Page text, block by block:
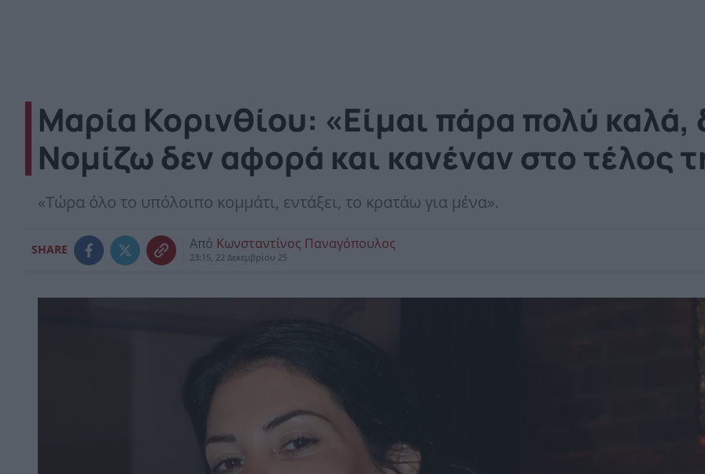
Μαρία Κορινθίου: «Είμαι πάρα πολύ καλά,
Νομίζω δεν αφορά και κανέναν στο τέλος
«Τώρα όλο το υπόλοιπο κομμάτι, εντάξει, το κρατάω για μένα».
SHARE Από Κωνσταντίνος Παναγόπουλος
23:15, 22 Δεκεμβρίου 25